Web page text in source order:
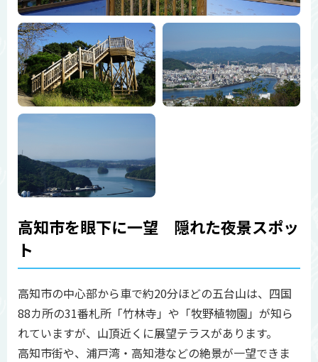
高知市を眼下に一望 隠れた夜景スポッ
ト
高知市の中心部から車で約20分ほどの五台山は、四国
88カ所の31番札所「竹林寺」や「牧野植物園」が知ら
れていますが、山頂近くに展望テラスがあります。
高知市街や、浦戸湾・高知港などの絶景が一望できま